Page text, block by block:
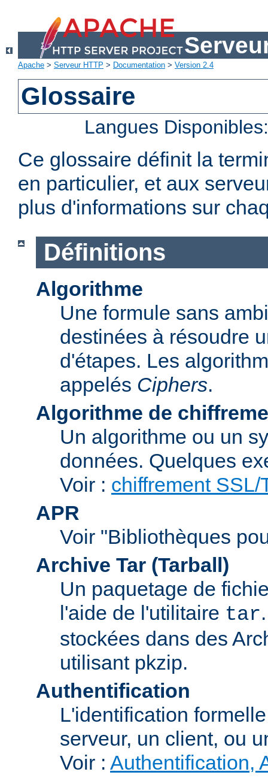
Apache > Serveur HTTP > Documentation > Version 2.4
Glossaire
Langues
Ce glossaire définit la
en particulier, et aux
plus d'informations sur
Définitions
Algorithme
Une formule sans
destinées à résoudre
d'étapes. Les
appelés Ciphers.
Algorithme de
Un algorithme ou un
données. Quelques
Voir : chiffrement SSL/
APR
Voir "Bibliothèques
Archive Tar (Tarball)
Un paquetage de
l'aide de l'utilitaire tar
stockées dans des
utilisant pkzip.
Authentification
L'identification
serveur, un client, ou
Voir : Authentification,